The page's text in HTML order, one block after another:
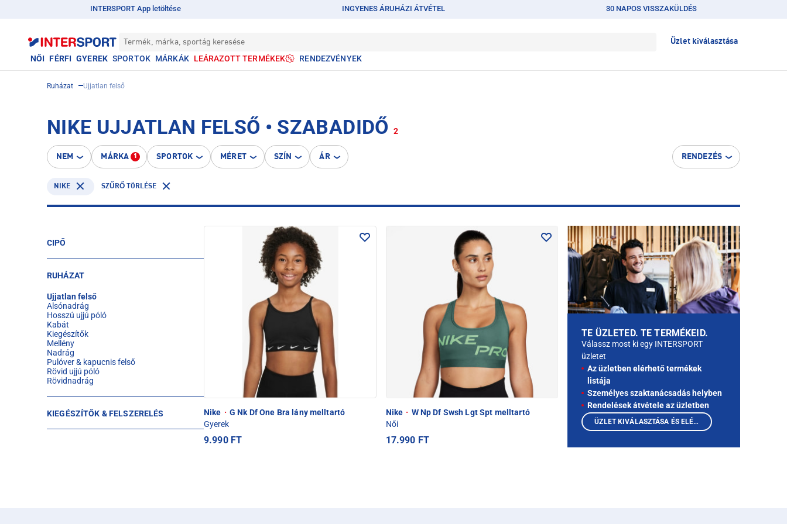
INTERSPORT App letöltése INGYENES ÁRUHÁZI ÁTVÉTEL 30 NAPOS VISSZAKÜLDÉS
Termék, márka, sportág keresése Üzlet kiválasztása
NŐI FÉRFI GYEREK SPORTOK MÁRKÁK LEÁRAZOTT TERMÉKEK RENDEZVÉNYEK
Ruházat Ujjatlan felső
NIKE UJJATLAN FELSŐ • SZABADIDŐ 2
NEM MÁRKA 1 SPORTOK MÉRET SZÍN ÁR RENDEZÉS
NIKE SZŰRŐ TÖRLÉSE
CIPŐ
RUHÁZAT
Ujjatlan felső
Alsónadrág
Hosszú ujjú póló
Kabát
Kiegészítők
Mellény
Nadrág
Pulóver & kapucnis felső
Rövid ujjú póló
Rövidnadrág
KIEGÉSZÍTŐK & FELSZERELÉS Nike · G Nk Df One Bra lány melltartó
Gyerek
9.990 FT
Nike · W Np Df Swsh Lgt Spt melltartó
Női
17.990 FT
TE ÜZLETED. TE TERMÉKEID.
Válassz most ki egy INTERSPORT
üzletet
Az üzletben elérhető termékek
listája
Személyes szaktanácsadás helyben
Rendelések átvétele az üzletben
ÜZLET KIVÁLASZTÁSA ÉS ELÉRHETŐ TERMÉKEK MEGTEKINTÉSE